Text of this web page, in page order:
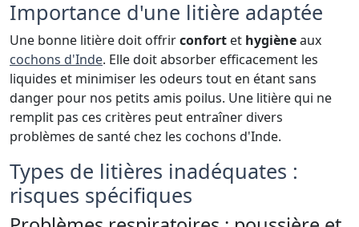
Importance d'une litière adaptée
Une bonne litière doit offrirconfort et hygièneaux
cochons d'Inde. Elle doit absorber efficacement les
liquides et minimiser les odeurs tout en étant sans
danger pour nos petits amis poilus. Une litière qui ne
remplit pas ces critères peut entraîner divers
problèmes de santé chez les cochons d'Inde.
Types de litières inadéquates :
risques spécifiques